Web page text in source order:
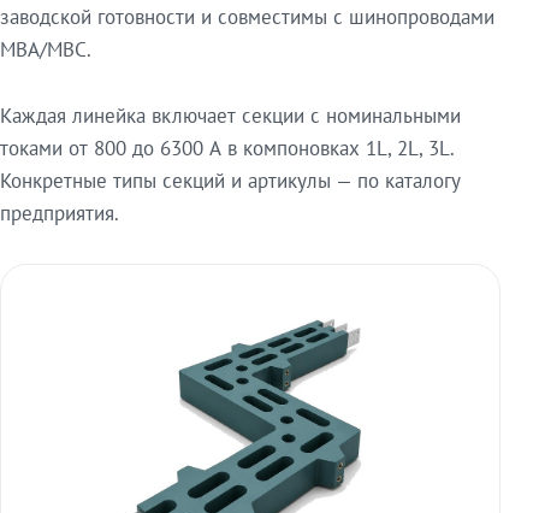
заводской готовности и совместимы с шинопроводами
МВА/МВС.
Каждая линейка включает секции с номинальными
токами от 800 до 6300 А в компоновках 1L, 2L, 3L.
Конкретные типы секций и артикулы — по каталогу
предприятия.